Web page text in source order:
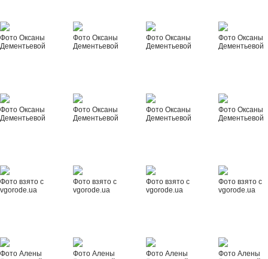
Фото Оксаны
Дементьевой
Фото Оксаны
Дементьевой
Фото Оксаны
Дементьевой
Фото Оксаны
Дементьевой
Фото Оксаны
Дементьевой
Фото Оксаны
Дементьевой
Фото Оксаны
Дементьевой
Фото Оксаны
Дементьевой
Фото взято с
vgorode.ua
Фото взято с
vgorode.ua
Фото взято с
vgorode.ua
Фото взято с
vgorode.ua
Фото Алены
Фото Алены
Фото Алены
Фото Алены